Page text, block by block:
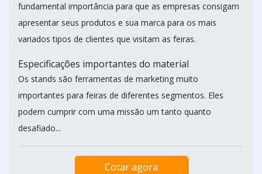
fundamental importância para que as empresas consigam
apresentar seus produtos e sua marca para os mais
variados tipos de clientes que visitam as feiras.
Especificações importantes do material
Os stands são ferramentas de marketing muito
importantes para feiras de diferentes segmentos. Eles
podem cumprir com uma missão um tanto quanto
desafiado...
Cotar agora